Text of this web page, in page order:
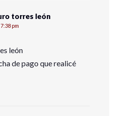
torres león
pm
león
de pago que realicé